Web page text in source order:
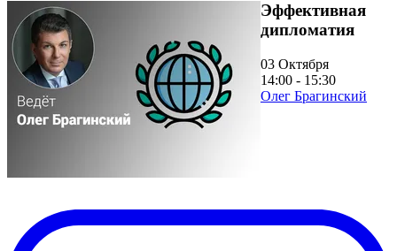
Эффективная
дипломатия
03 Октября
14:00 - 15:30
Олег Брагинский